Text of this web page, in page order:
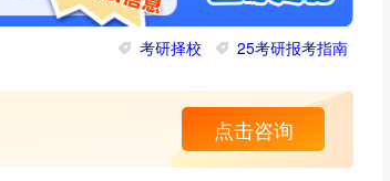
考研择校 25考研报考指南
点击咨询